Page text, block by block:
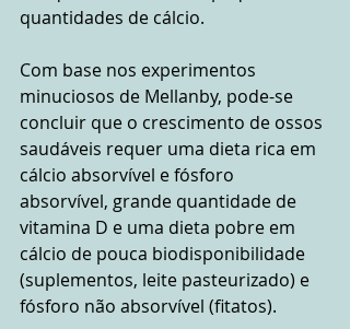
quantidades de cálcio.
Com base nos experimentos
minuciosos de Mellanby, pode-se
concluir que o crescimento de ossos
saudáveis ​​requer uma dieta rica em
cálcio absorvível e fósforo
absorvível, grande quantidade de
vitamina D e uma dieta pobre em
cálcio de pouca biodisponibilidade
(suplementos, leite pasteurizado) e
fósforo não absorvível (fitatos).